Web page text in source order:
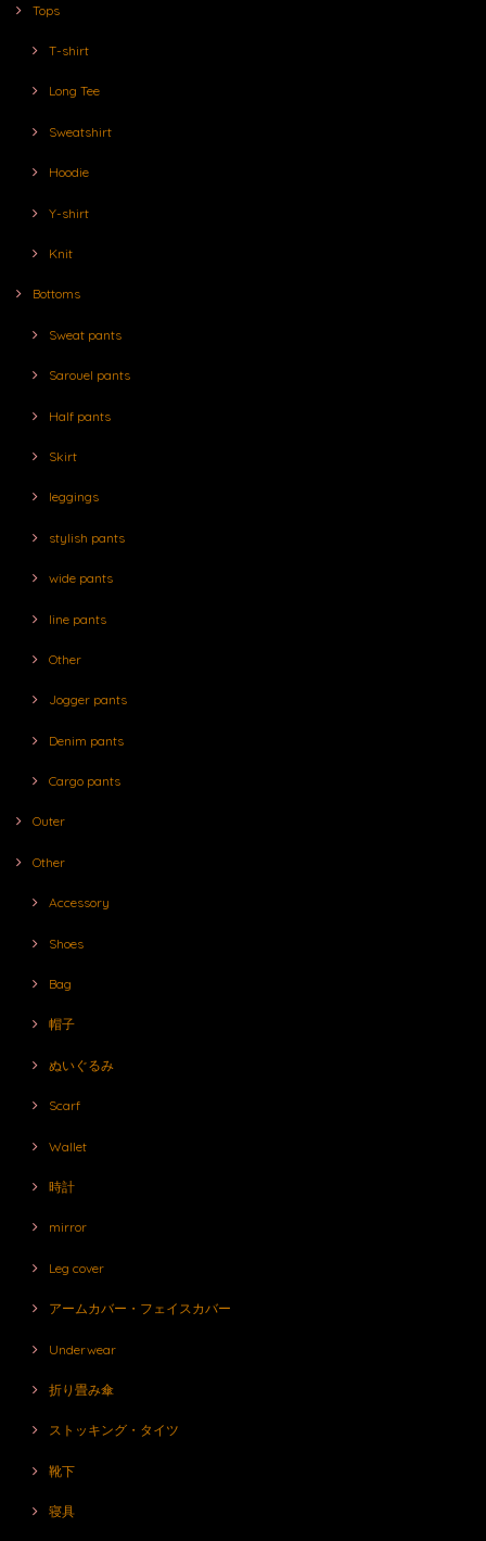
Tops
T-shirt
Long Tee
Sweatshirt
Hoodie
Y-shirt
Knit
Bottoms
Sweat pants
Sarouel pants
Half pants
Skirt
leggings
stylish pants
wide pants
line pants
Other
Jogger pants
Denim pants
Cargo pants
Outer
Other
Accessory
Shoes
Bag
帽子
ぬいぐるみ
Scarf
Wallet
時計
mirror
Leg cover
アームカバー・フェイスカバー
Underwear
折り畳み傘
ストッキング・タイツ
靴下
寝具